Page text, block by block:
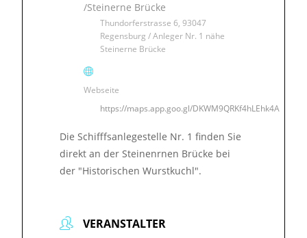
/Steinerne Brücke
Thundorferstrasse 6, 93047
Regensburg / Anleger Nr. 1 nähe
Steinerne Brücke
Webseite
https://maps.app.goo.gl/DKWM9QRKf4hLEhk4A
Die Schifffsanlegestelle Nr. 1 finden Sie
direkt an der Steinenrnen Brücke bei
der "Historischen Wurstkuchl".
VERANSTALTER